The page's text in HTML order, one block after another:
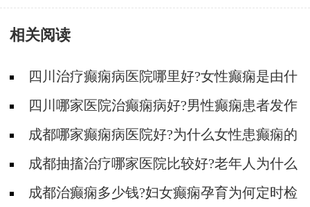
有哪些症状?
相关阅读
四川治疗癫痫病医院哪里好?女性癫痫是由什
么原因引起的?
四川哪家医院治癫痫病好?男性癫痫患者发作
应该怎么处理?
成都哪家癫痫病医院好?为什么女性患癫痫的
概率更高?
成都抽搐治疗哪家医院比较好?老年人为什么
会得癫痫?
成都治癫痫多少钱?妇女癫痫孕育为何定时检